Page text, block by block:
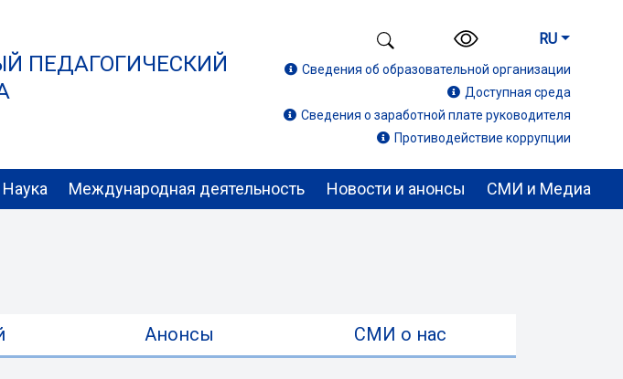
ПЕДАГОГИЧЕСКИЙ
RU
Сведения об образовательной организации
Доступная среда
Сведения о заработной плате руководителя
Противодействие коррупции
Наука Международная деятельность Новости и анонсы СМИ и Медиа
Анонсы СМИ о нас